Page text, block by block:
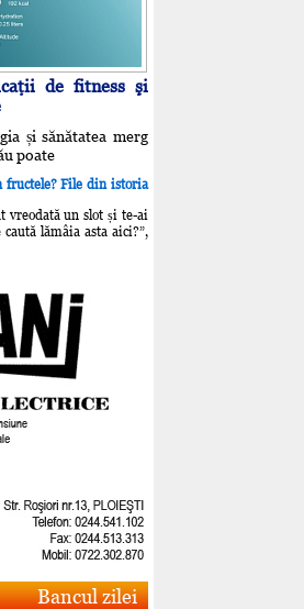
de fitness şi
și sănătatea merg
poate
fructele? File din istoria
vreodată un slot și te-ai
lămâia asta aici?”,
Bancul zilei